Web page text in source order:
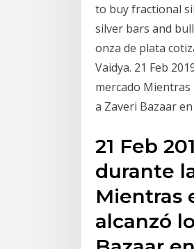
to buy fractional
silver bars and
onza de plata
Vaidya. 21 Feb
mercado Mientras
a Zaveri Bazaar
21 Feb
durante
Mientras
alcanzó